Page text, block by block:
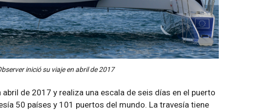
inició su viaje en abril de 2017
de 2017 y realiza una escala de seis días en el puerto
50 países y 101 puertos del mundo. La travesía tiene